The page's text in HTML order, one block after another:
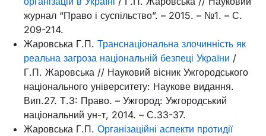
журнал “Право і суспільство”. – 2015. – №1. – С.
209-214.
Жаровська Г.П. Транснаціональна злочинність як
реальна загроза національній безпеці України /
Г.П. Жаровська // Науковий вісник Ужгородського
національного університету: Наукове видання.
Вип.27. Т.3: Право. – Ужгород: Ужгородський
національний ун-т, 2014. – С.33-37.
Жаровська Г.П. Організаційні аспекти протидії